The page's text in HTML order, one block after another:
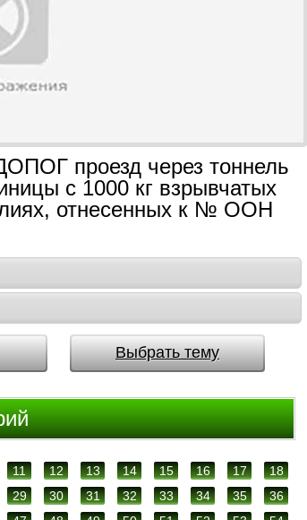
проезд через тоннель
с 1000 кг взрывчатых
отнесенных к № ООН
Выбрать тему
11 12 13 14 15 16 17
18
29 30 31 32 33 34 35
36